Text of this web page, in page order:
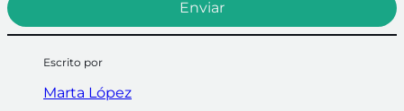
Escrito por
Marta López